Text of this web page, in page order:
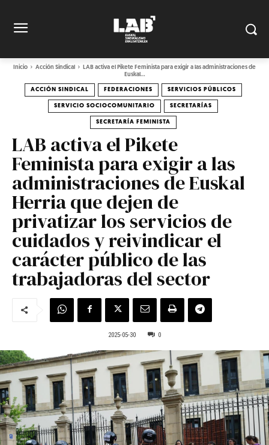
Inicio Acción Sindical
LAB activa el Pikete Feminista para exigir a las administraciones de
Euskal...
ACCIÓN SINDICAL FEDERACIONES SERVICIOS PÚBLICOS
SERVICIO SOCIOCOMUNITARIO SECRETARÍAS
SECRETARÍA FEMINISTA
LAB activa el Pikete
Feminista para exigir a las
administraciones de Euskal
Herria que dejen de
privatizar los servicios de
cuidados y reivindicar el
carácter público de las
trabajadoras del sector
2025-05-30 0